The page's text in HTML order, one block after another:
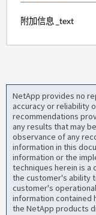
附加信息 _text
NetApp provides no
accuracy or reliability
recommendations
any results that may
observance of any
information in this
information or the
techniques herein is a
the customer's ability
customer's
information contained
the NetApp products